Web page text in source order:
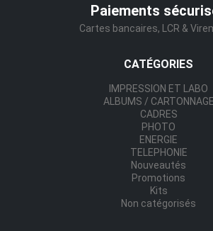
Paiements
Cartes bancaires, LCR &
CATÉGORIES
IMPRESSION ET LABO
ALBUMS / CARTONNAGE
CADRES
PHOTO
ENERGIE
TELEPHONIE
Nouveautés
Promotions
Kits
Non catégorisés